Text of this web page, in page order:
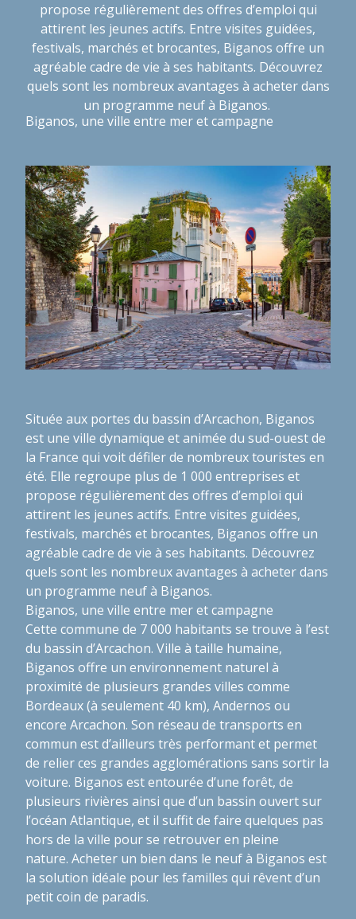
propose régulièrement des offres d’emploi qui
attirent les jeunes actifs. Entre visites guidées,
festivals, marchés et brocantes, Biganos offre un
agréable cadre de vie à ses habitants. Découvrez
quels sont les nombreux avantages à acheter dans
un programme neuf à Biganos.
Biganos, une ville entre mer et campagne
Située aux portes du bassin d’Arcachon, Biganos
est une ville dynamique et animée du sud-ouest de
la France qui voit défiler de nombreux touristes en
été. Elle regroupe plus de 1 000 entreprises et
propose régulièrement des offres d’emploi qui
attirent les jeunes actifs. Entre visites guidées,
festivals, marchés et brocantes, Biganos offre un
agréable cadre de vie à ses habitants. Découvrez
quels sont les nombreux avantages à acheter dans
un programme neuf à Biganos.
Biganos, une ville entre mer et campagne
Cette commune de 7 000 habitants se trouve à l’est
du bassin d’Arcachon. Ville à taille humaine,
Biganos offre un environnement naturel à
proximité de plusieurs grandes villes comme
Bordeaux (à seulement 40 km), Andernos ou
encore Arcachon. Son réseau de transports en
commun est d’ailleurs très performant et permet
de relier ces grandes agglomérations sans sortir la
voiture. Biganos est entourée d’une forêt, de
plusieurs rivières ainsi que d’un bassin ouvert sur
l’océan Atlantique, et il suffit de faire quelques pas
hors de la ville pour se retrouver en pleine
nature. Acheter un bien dans le neuf à Biganos est
la solution idéale pour les familles qui rêvent d’un
petit coin de paradis.